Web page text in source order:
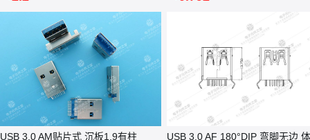
USB 3.0 AM贴片式 沉板1.9有柱